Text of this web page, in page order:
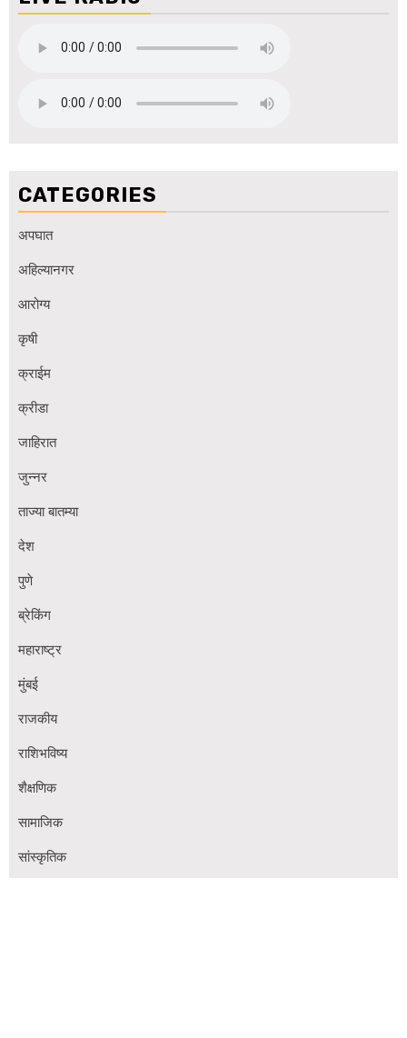
CATEGORIES
अपघात
अहिल्यानगर
आरोग्य
कृषी
क्राईम
क्रीडा
जाहिरात
जुन्नर
ताज्या बातम्या
देश
पुणे
ब्रेकिंग
महाराष्ट्र
मुंबई
राजकीय
राशिभविष्य
शैक्षणिक
सामाजिक
सांस्कृतिक